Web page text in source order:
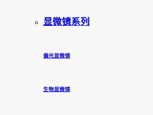
显微镜系列
偏光显微镜
生物显微镜